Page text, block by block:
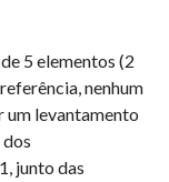
5 elementos (2
nenhum
um levantamento
junto das